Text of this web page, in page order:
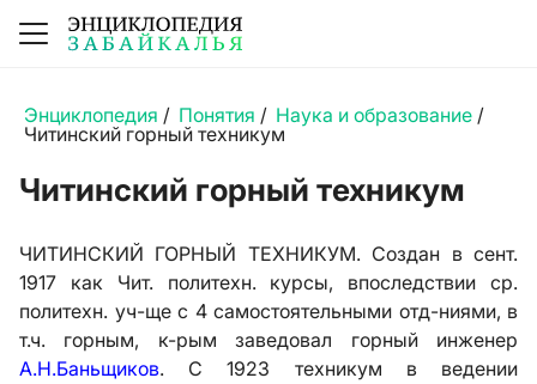
Энциклопедия / Понятия / Наука и образование /
Читинский горный техникум
Читинский горный техникум
ЧИТИНСКИЙ ГОРНЫЙ ТЕХНИКУМ. Создан в сент.
1917 как Чит. политехн. курсы, впоследствии ср.
политехн. уч-ще с 4 самостоятельными отд-ниями, в
т.ч. горным, к-рым заведовал горный инженер
А.Н.Баньщиков. С 1923 техникум в ведении